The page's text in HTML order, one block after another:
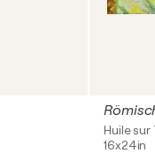
Huile sur
16x24in